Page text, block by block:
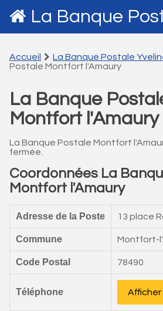
La Banque
Accueil La Banque Postale
Postale Montfort l'Amaury
La Banque
Montfort l'Amaury
La Banque Postale Montfort
fermée.
Coordonnées La
Montfort l'Amaury
Adresse de la Poste 13 place
Commune Montfort-
Code Postal 78490
Téléphone